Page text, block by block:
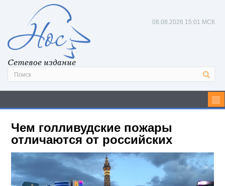
Сетевое издание
08.08.2026 15:01 МСК
Чем голливудские пожары
отличаются от российских